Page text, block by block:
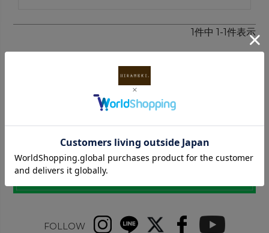
1件中 1 -1件表示
INFORMATION
FOLLOW